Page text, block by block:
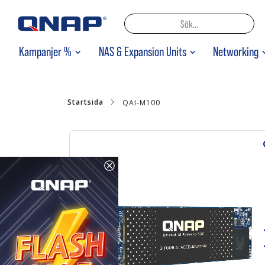
SÖKtill
Kampanjer % NAS & Expansion Units Networking
Startsida QAI-M100
Hoppa
slutet
av
bildgalleriet